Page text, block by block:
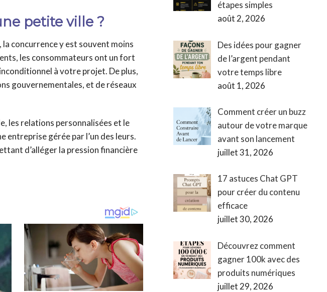
petite ville ?
concurrence y est souvent moins
les consommateurs ont un fort
à votre projet. De plus,
gouvernementales, et de réseaux
les relations personnalisées et le
entreprise gérée par l’un des leurs.
d’alléger la pression financière
étapes simples
août 2, 2026
Des idées pour gagner
de l’argent pendant
votre temps libre
août 1, 2026
Comment créer un buzz
autour de votre marque
avant son lancement
juillet 31, 2026
17 astuces Chat GPT
pour créer du contenu
efficace
juillet 30, 2026
Découvrez comment
gagner 100k avec des
produits numériques
juillet 29, 2026